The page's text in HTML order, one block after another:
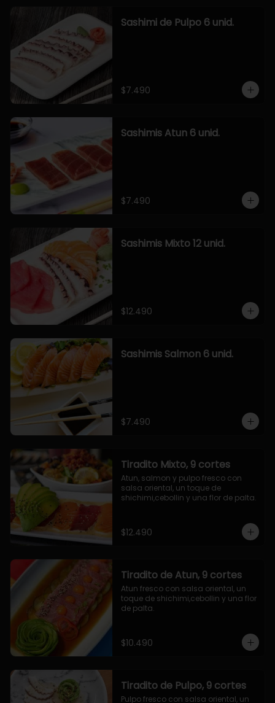
Sashimi de Pulpo 6 unid.
$7.490
Sashimis Atun 6 unid.
$7.490
Sashimis Mixto 12 unid.
$12.490
Sashimis Salmon 6 unid.
$7.490
Tiradito Mixto, 9 cortes
Atun, salmon y pulpo fresco con
salsa oriental, un toque de
shichimi,cebollin y una flor de palta.
$12.490
Tiradito de Atun, 9 cortes
Atun fresco con salsa oriental, un
toque de shichimi,cebollin y una flor
de palta.
$10.490
Tiradito de Pulpo, 9 cortes
Pulpo fresco con salsa oriental, un